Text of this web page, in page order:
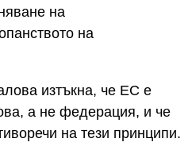
на
на
изтъкна, че ЕС е
а не федерация, и че
на тези принципи.